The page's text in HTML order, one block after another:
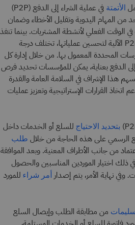
الأتمتة
في عملية الشراء إلى الدفع (P2P)
من المهام اليدوية وتقليل الأخطاء وضمان
في الوقت الفعلي لأنشطة المشتريات. بينما تنفذ
الكثير من المؤسسات أنظمة P2P الآلية لتحسين عملياتها، تختلف درجة
المحددة المعمول بها. من خلال إدارة كل
الدفع بعناية، يمكن للمؤسسات تحديد فرص
هذا الإشراف في السلامة العامة والقدرة
القرارات الإستراتيجية وتعزيز عمليات
بتحديد الاحتياج للسلع أو الخدمات داخل
الرسمي على هذه الحاجة من خلال طلب
من جانب الأطراف المعنية. وبعد الموافقة
ذلك اختيار الموردين المناسبين والحصول
نهاية الأمر، يتم إصدار أمر شراء للمورد
من مطابقة الطلب وإيصال السلع